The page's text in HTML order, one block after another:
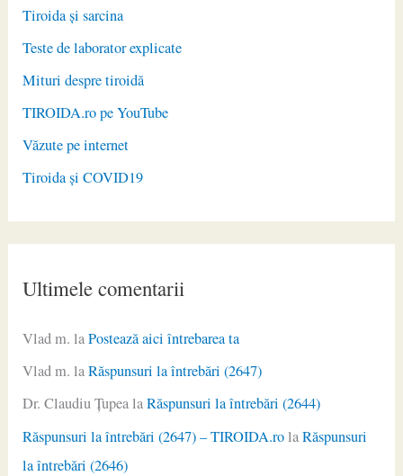
Tiroida și sarcina
Teste de laborator explicate
Mituri despre tiroidă
TIROIDA.ro pe YouTube
Văzute pe internet
Tiroida și COVID19
Ultimele comentarii
Vlad m. laPostează aici întrebarea ta
Vlad m. laRăspunsuri la întrebări (2647)
Dr. Claudiu ŢupealaRăspunsuri la întrebări (2644)
Răspunsuri la întrebări (2647) – TIROIDA.rolaRăspunsuri
la întrebări (2646)